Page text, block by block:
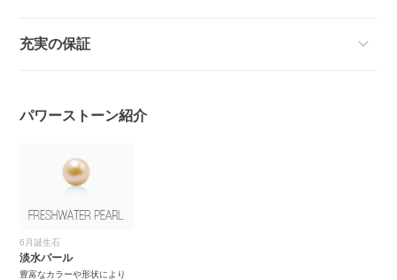
充実の保証
パワーストーン紹介
6月誕生石
淡水パール
豊富なカラーや形状により